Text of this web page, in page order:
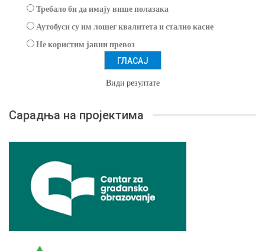
Требало би да имају више полазака
Аутобуси су им лошег квалитета и стално касне
Не користим јавни превоз
Види резултате
Сарадња на пројектима